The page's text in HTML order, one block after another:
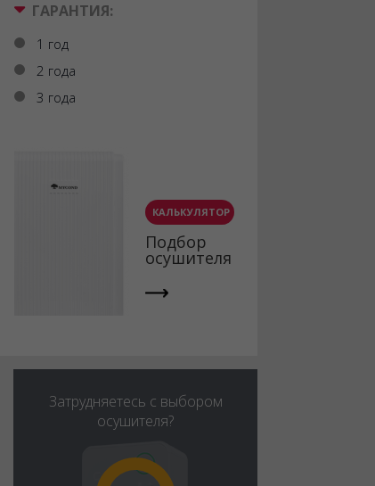
ГАРАНТИЯ:
1 год
2 года
3 года
КАЛЬКУЛЯТОР
Подбор
осушителя
Затрудняетесь с выбором
осушителя?